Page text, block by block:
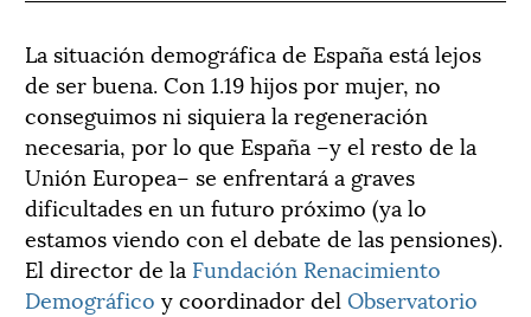
La situación demográfica de España está lejos
de ser buena. Con 1.19 hijos por mujer, no
conseguimos ni siquiera la regeneración
necesaria, por lo que España –y el resto de la
Unión Europea– se enfrentará a graves
dificultades en un futuro próximo (ya lo
estamos viendo con el debate de las pensiones).
El director de la Fundación Renacimiento
Demográfico y coordinador del Observatorio